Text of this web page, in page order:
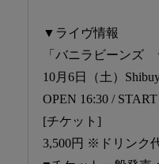
▼ライヴ情報
「バニラビーンズ
10月6日（土）
OPEN 16:30 /
[チケット]
3,500円 ※ドリンク